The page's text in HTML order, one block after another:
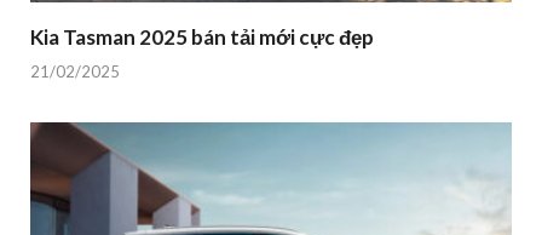
Kia Tasman 2025 bán tải mới cực đẹp
21/02/2025